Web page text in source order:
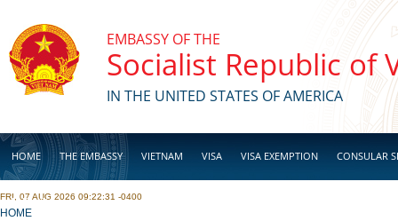
EMBASSY OF THE
Socialist Republic of
IN THE UNITED STATES OF AMERICA
HOME THE EMBASSY VIETNAM VISA VISA EXEMPTION CONSULAR
BUSINESS
FRI, 07 AUG 2026 09:22:31 -0400
YOU ARE HERE
HOME